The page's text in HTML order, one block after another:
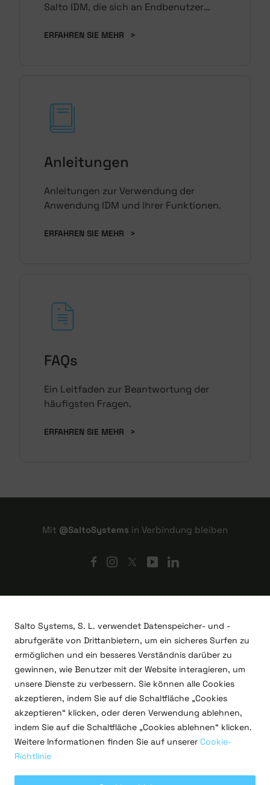
Salto IDM, die sich an Endbenutzer
ERFAHREN SIE MEHR >
Anleitungen
Anleitungen zur Verwendung der
Anwendung IDM und ihrer Funktionen.
ERFAHREN SIE MEHR >
FAQs
Ein Leitfaden zur Beantwortung der
häufigsten Fragen.
ERFAHREN SIE MEHR >
Mit @SaltoSystems in Verbindung bleiben
F&E-Projekte
Rechtliches
Salto Systems, S. L. verwendet Datenspeicher- und -
abrufgeräte von Drittanbietern, um ein sicheres Surfen zu
ermöglichen und ein besseres Verständnis darüber zu
gewinnen, wie Benutzer mit der Website interagieren, um
unsere Dienste zu verbessern. Sie können alle Cookies
akzeptieren, indem Sie auf die Schaltfläche „Cookies
akzeptieren“ klicken, oder deren Verwendung ablehnen,
indem Sie auf die Schaltfläche „Cookies ablehnen“ klicken.
Weitere Informationen finden Sie auf unserer Cookie-
Richtlinie